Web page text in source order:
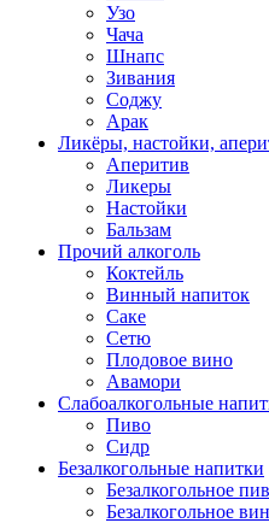
Узо
Чача
Шнапс
Зивания
Соджу
Арак
Ликёры, настойки,
Аперитив
Ликеры
Настойки
Бальзам
Прочий алкоголь
Коктейль
Винный напиток
Саке
Сетю
Плодовое вино
Авамори
Слабоалкогольные
Пиво
Сидр
Безалкогольные напитки
Безалкогольное
Безалкогольное